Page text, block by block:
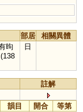
部居
相關異體
昫
(138
日
註解
韻目 開合
等第